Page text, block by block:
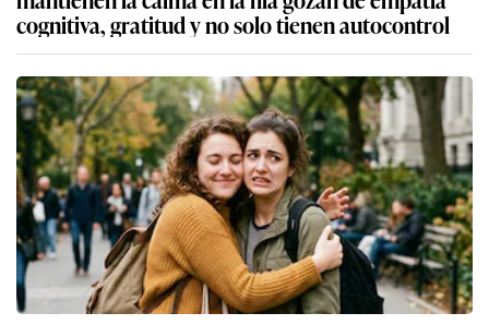
cognitiva, gratitud y no solo tienen autocontrol